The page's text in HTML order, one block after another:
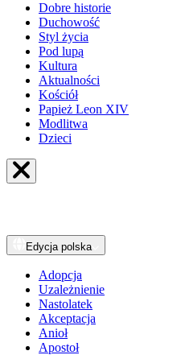
Dobre historie
Duchowość
Styl życia
Pod lupą
Kultura
Aktualności
Kościół
Papież Leon XIV
Modlitwa
Dzieci
Edycja polska
Adopcja
Uzależnienie
Nastolatek
Akceptacja
Anioł
Apostoł